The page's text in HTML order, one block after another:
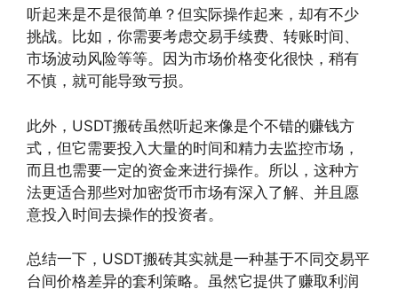
听起来是不是很简单？但实际操作起来，却有不少
挑战。比如，你需要考虑交易手续费、转账时间、
市场波动风险等等。因为市场价格变化很快，稍有
不慎，就可能导致亏损。
此外，USDT搬砖虽然听起来像是个不错的赚钱方
式，但它需要投入大量的时间和精力去监控市场，
而且也需要一定的资金来进行操作。所以，这种方
法更适合那些对加密货币市场有深入了解、并且愿
意投入时间去操作的投资者。
总结一下，USDT搬砖其实就是一种基于不同交易平
台间价格差异的套利策略。虽然它提供了赚取利润